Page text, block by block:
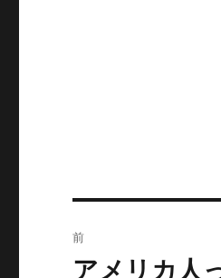
稿
前
過
アメリカ人